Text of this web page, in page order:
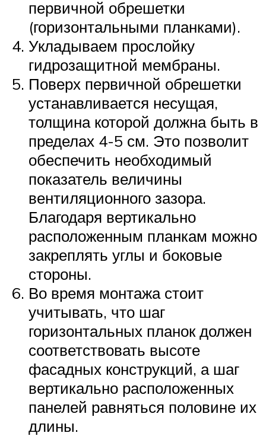
первичной обрешетки
(горизонтальными планками).
Укладываем прослойку
гидрозащитной мембраны.
Поверх первичной обрешетки
устанавливается несущая,
толщина которой должна быть в
пределах 4-5 см. Это позволит
обеспечить необходимый
показатель величины
вентиляционного зазора.
Благодаря вертикально
расположенным планкам можно
закреплять углы и боковые
стороны.
Во время монтажа стоит
учитывать, что шаг
горизонтальных планок должен
соответствовать высоте
фасадных конструкций, а шаг
вертикально расположенных
панелей равняться половине их
длины.